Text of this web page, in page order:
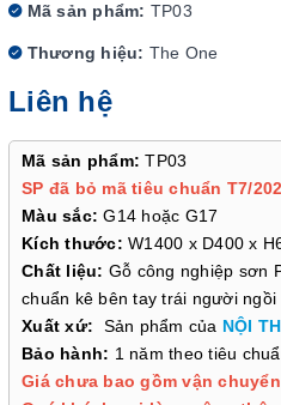
Mã sản phẩm: TP03
Thương hiệu: The One
Liên hệ
Mã sản phẩm:TP03
SP đã bỏ mã tiêu chuẩn T7/
Màu sắc: G14 hoặc G17
Kích thước: W1400 x D400 x
Chất liệu: Gỗ công nghiệp sơn
chuẩn kê bên tay trái người ngồi
Xuất xứ:
Sản phẩm của NỘI
Bảo hành: 1 năm theo tiêu
Giá chưa bao gồm vận chuyển